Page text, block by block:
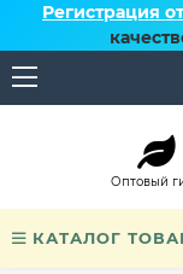
Регистрация
Оптовый
КАТАЛОГ